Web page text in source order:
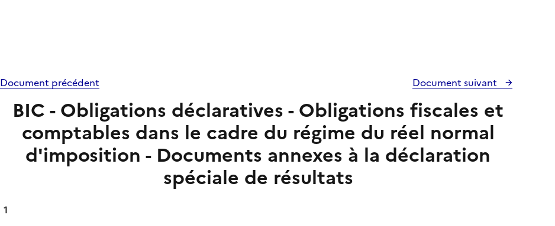
Document précédent Document suivant
BIC - Obligations déclaratives - Obligations fiscales et
comptables dans le cadre du régime du réel normal
d'imposition - Documents annexes à la déclaration
spéciale de résultats
1